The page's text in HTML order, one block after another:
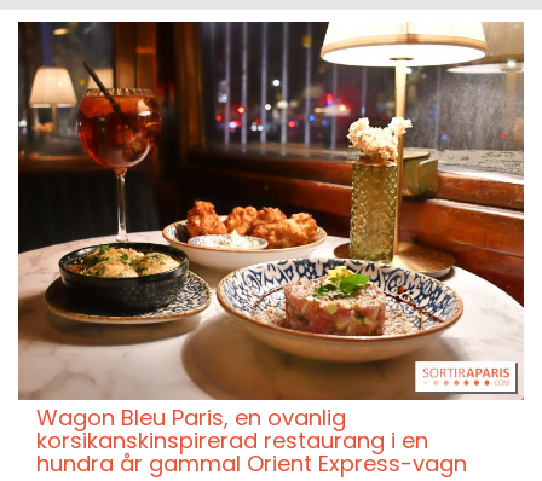
Wagon Bleu Paris, en ovanlig
korsikanskinspirerad restaurang i en
hundra år gammal Orient Express-vagn